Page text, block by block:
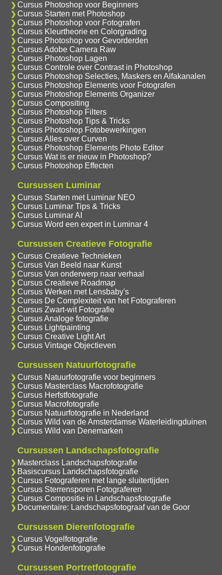
Cursus Photoshop voor Beginners
Cursus Starten met Photoshop
Cursus Photoshop voor Fotografen
Cursus Kleurtheorie en Colorgrading
Cursus Photoshop voor Gevorderden
Cursus Adobe Camera Raw
Cursus Photoshop Lagen
Cursus Controle over Contrast in Photoshop
Cursus Photoshop Selecties, Maskers en Alfakanalen
Cursus Photoshop Elements voor Fotografen
Cursus Photoshop Elements Organizer
Cursus Compositing
Cursus Photoshop Filters
Cursus Photoshop Tips & Tricks
Cursus Photoshop Fotobewerkingen
Cursus Alles over Curven
Cursus Photoshop Elements Photo Editor
Cursus Wat is er nieuw in Photoshop?
Cursus Photoshop Effecten
Cursussen Luminar
Cursus Starten met Luminar NEO
Cursus Luminar Tips & Tricks
Cursus Luminar AI
Cursus Word een expert in Luminar 4
Cursussen Creatieve Fotografie
Cursus Creatieve Technieken
Cursus Van Beeld naar Kunst
Cursus Van onderwerp naar verhaal
Cursus Creatieve Roadmap
Cursus Werken met Lensbaby's
Cursus De Complexiteit van het Fotograferen
Cursus Zwart-wit Fotografie
Cursus Analoge fotografie
Cursus Lightpainting
Cursus Creative Light Art
Cursus Vintage Objectieven
Cursussen Natuurfotografie
Cursus Natuurfotografie voor beginners
Cursus Masterclass Macrofotografie
Cursus Herfstfotografie
Cursus Macrofotografie
Cursus Natuurfotografie in Nederland
Cursus Wild van de Amsterdamse Waterleidingduinen
Cursus Wild van Denemarken
Cursussen Landschapsfotografie
Masterclass Landschapsfotografie
Basiscursus Landschapsfotografie
Cursus Fotograferen met lange sluitertijden
Cursus Sterrensporen Fotograferen
Cursus Compositie in Landschapsfotografie
Documentaire: Landschapsfotograaf van de Goor
Cursussen Dierenfotografie
Cursus Vogelfotografie
Cursus Hondenfotografie
Cursussen Portretfotografie